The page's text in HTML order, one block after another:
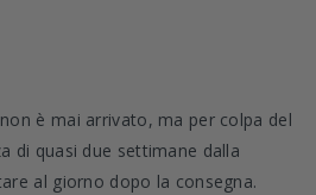
è mai arrivato, ma per colpa del
di quasi due settimane dalla
al giorno dopo la consegna.